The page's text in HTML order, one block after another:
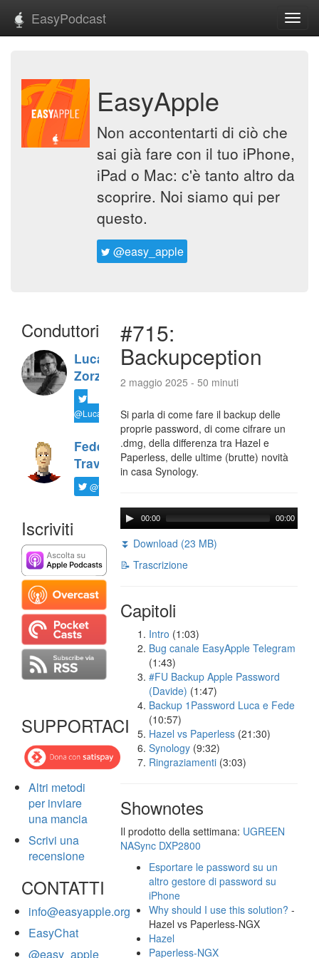
EasyPodcast
EasyApple
Non accontentarti di ciò che
sai già fare con il tuo iPhone,
iPad o Mac: c'è tanto altro da
scoprire. Noi siamo qui per
questo.
@easy_apple
Conduttori
Luca
Zorzi
@LucaTNT
Federico
Travaini
@ftrava
Iscriviti
SUPPORTACI
Altri metodi
per inviare
una mancia
Scrivi una
recensione
CONTATTI
info@easyapple.org
EasyChat
@easy_apple
#715:
Backupception
2 maggio 2025 - 50 minuti
Si parla di come fare il backup delle
proprie password, di come cifrare un
.dmg, della differenza tra Hazel e
Paperless, delle ultime (brutte) novità
in casa Synology.
00:00 00:00
⏬ Download (23 MB)
📝 Trascrizione
Capitoli
Intro (1:03)
Bug canale EasyApple Telegram
(1:43)
#FU Backup Apple Password
(Davide) (1:47)
Backup 1Password Luca e Fede
(10:57)
Hazel vs Paperless (21:30)
Synology (9:32)
Ringraziamenti (3:03)
Shownotes
Il prodotto della settimana: UGREEN
NASync DXP2800
Esportare le password su un
altro gestore di password su
iPhone
Why should I use this solution? -
Hazel vs Paperless-NGX
Hazel
Paperless-NGX